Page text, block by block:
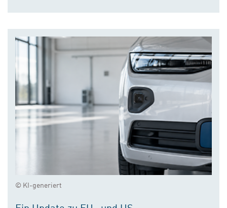
© KI-generiert